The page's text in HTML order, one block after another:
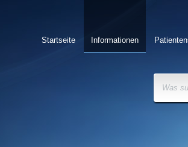
Informationen
Startseite
Was